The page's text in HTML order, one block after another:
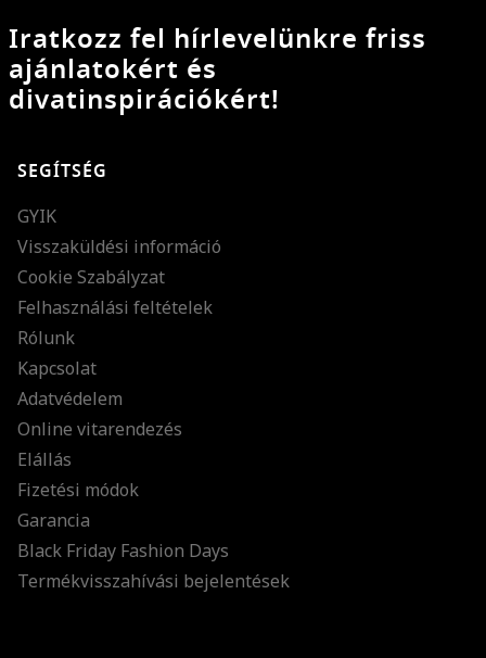
Iratkozz fel hírlevelünkre friss
ajánlatokért és
divatinspirációkért!
SEGÍTSÉG
GYIK
Visszaküldési információ
Cookie Szabályzat
Felhasználási feltételek
Rólunk
Kapcsolat
Adatvédelem
Online vitarendezés
Elállás
Fizetési módok
Garancia
Black Friday Fashion Days
Termékvisszahívási bejelentések